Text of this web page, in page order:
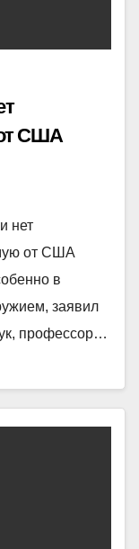
США
нет
от США
в
заявил
профессор…